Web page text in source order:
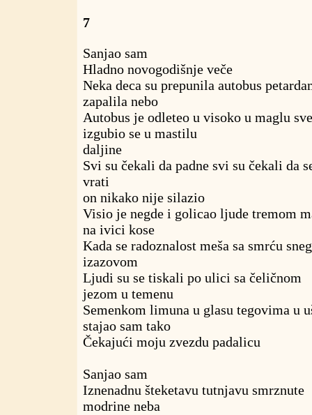
7
Sanjao sam
Hladno novogodišnje veče
Neka deca su prepunila autobus
zapalila nebo
Autobus je odleteo u visoko u maglu
izgubio se u mastilu
daljine
Svi su čekali da padne svi su čekali da
vrati
on nikako nije silazio
Visio je negde i golicao ljude tremom
na ivici kose
Kada se radoznalost meša sa smrću
izazovom
Ljudi su se tiskali po ulici sa čeličnom
jezom u temenu
Semenkom limuna u glasu tegovima u
stajao sam tako
Čekajući moju zvezdu padalicu
Sanjao sam
Iznenadnu šteketavu tutnjavu smrznute
modrine neba